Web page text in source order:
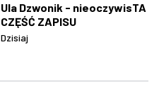
Ula Dzwonik - nieoczywisTA
CZĘŚĆ ZAPISU
Dzisiaj